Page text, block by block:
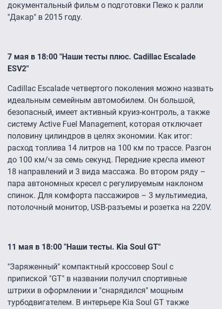
документальный фильм о подготовки Пежо к ралли
"Дакар" в 2015 году.
7 мая в 18:00 "Наши тесты плюс. Cadillac Escalade
ESV2"
Cadillac Escalade четвертого поколения можно назвать
идеальным семейным автомобилем. Он большой,
безопасный, имеет активный круиз-контроль, а также
систему Active Fuel Management, которая отключает
половину цилиндров в целях экономии. Как итог:
расход топлива 14 литров на 100 км по трассе. Разгон
до 100 км/ч за семь секунд. Передние кресла имеют
18 направлений и 3 вида массажа. Во втором ряду –
пара автономных кресел с регулируемым наклоном
спинок. Для комфорта пассажиров – 3 мультимедиа,
потолочный монитор, USB-разъемы и розетка на 220V.
11 мая в 18:00 "Наши тесты. Kia Soul GT"
"Заряженный" компактный кроссовер Soul с
припиской "GT" в названии получил спортивные
штрихи в оформлении и "снарядился" мощным
турбодвигателем. В интерьере Kia Soul GT также